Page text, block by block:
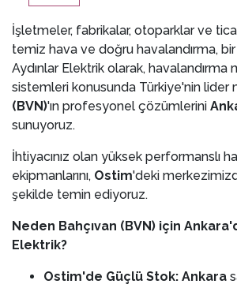
İşletmeler, fabrikalar, otoparklar ve
temiz hava ve doğru havalandırma,
Aydınlar Elektrik olarak, havalandırma
sistemleri konusunda Türkiye'nin lider
(BVN)'ın profesyonel çözümlerini
sunuyoruz.
İhtiyacınız olan yüksek performanslı
ekipmanlarını, Ostim'deki
şekilde temin ediyoruz.
Neden Bahçıvan (BVN) için
Elektrik?
Ostim'de Güçlü Stok: Ankara